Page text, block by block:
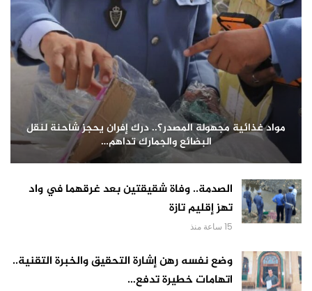
مواد غذائية مجهولة المصدر؟.. درك إفران يحجز شاحنة لنقل
البضائع والجمارك تداهم…
الصدمة.. وفاة شقيقتين بعد غرقهما في واد
تهز إقليم تازة
15 ساعة منذ
وضع نفسه رهن إشارة التحقيق والخبرة التقنية..
اتهامات خطيرة تدفع…